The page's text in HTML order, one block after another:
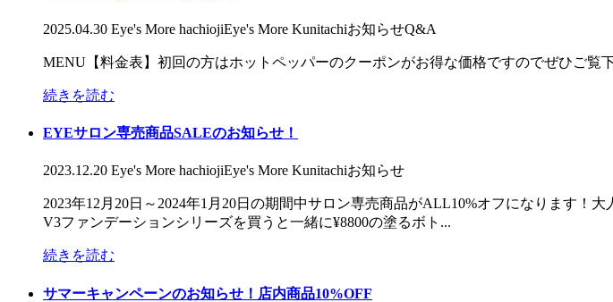
2025.04.30 Eye's More hachiojiEye's More Kunitachiお知らせQ&A
MENU【料金表】初回の方はホットペッパーのクーポンがお得な価格ですのでぜひご覧下
続きを読む
EYEサロン専売商品SALEのお知らせ！
2023.12.20 Eye's More hachiojiEye's More Kunitachiお知らせ
2023年12月20日～2024年1月20日の期間中サロン専売商品がALL10%オフになります
V3ファンデーションシリーズを買うと一緒に¥8800の塗るボト...
続きを読む
サマーキャンペーンのお知らせ！店内商品10%OFF